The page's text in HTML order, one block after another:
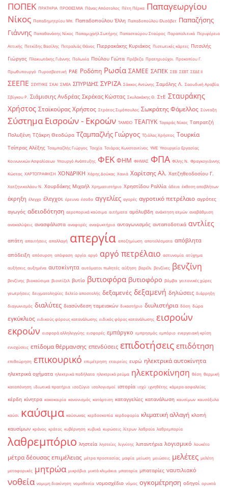
ΠΟΠΕΚ ΠΡΑΤΗΡΙΑ ΠΡΟΘΕΣΜΙΑ Πάνας Απόστολος Πέτη Πέρκα Παπαγεωργίου
Νίκος Παπαδημητρίου Μπ. Παπαδοπούλου Έλλη Παπαδοπούλου Ελισάβετ Παπαζήσης
Γιάννης Παπαθανάσης Νίκος Παπαμιχαήλ Σωτήρης Παπασταύρου Σταύρος Παραπολιτικά Περιφέρεια
Αττικής Πετκίδης Βασίλης Πετραλιάς Θάνος Πιερρακάκης Κυριάκος Πιστωτικές κάρτες Πιτσιλής
Γιώργος Πλακιωτάκης Γιάννης Πολωνία Πούλου Γιώτα Πρέβεζα Πρατηριούχοι Προκοπίου Γ.
Πρωθυπουργό Πυροσβεστική ΡΑΕ Ροδόπη Ρωσία ΣΑΜΕΕ ΣΑΠΕΚ ΣΕΒ ΣΕΒΤ ΣΕΔΕ ΙΙ
ΣΕΕΠΕ ΣΕΥΠΥΚΕ ΣΚΑΙ ΣΜΕΑ ΣΠΥΡΙΔΗΣ ΣΥΡΙΖΑ Σάκκος Αντώνης Σαμόλης Λ. Σαουδική Αραβία
Σβίγκου Ρ. Σιάμισιης Ανδρέας Σκρέκας Κώστας Σκυλακάκης Θ. ΣτΕ Σταυράκης
Χρήστος Σταϊκούρας Χρήστος Στράτος Σιμόπουλος Σωκράτης Φάμελλος Σύνταξη
Σύστημα Εισροών - Εκροών ΤΑΜΕΙΟ ΤΕΑΠΥΚ Ταγαράς Νίκος Ταπρατζή
Πολυξένη Τζάκρη Θεοδώρα Τζαμπαζλής Γιώργος Τζιόλας Χρήστος Τουρκία
Τσίπρας Αλέξης Τσαμπαζλής Γιώργος Τσεχία Τσιάρας Κωνσταντίνος ΥΜΕ Υπουργείο Εργασίας
Κοινωνικών Ασφαλίσεων Υπουργό Ανάπτυξης ΦΕΚ ΦΗΜ ΦΗΜΑΣ ΦΠΑ Φίλης Ν. Φραγκογιάννης
Κώστας ΧΑΡΤΟΓΡΑΦΗΣΗ ΧΟΝΔΡΙΚΗ Χάρης Δούκας Χανιά Χαρίτσης Αλ. Χατζηθεοδοσίου Γ.
Χατζηνικολάου Ν. Χουρδάκης Μιχαήλ Χρηματιστήριο Χρηστίδου Ραλλία άδεια έκθεση αποβλήτων
έκρηξη έλεγχο έλεγχοι έρευνα έσοδα αγγελίες αγορές αγροτικό πετρέλαιο αγρότες
αγωγός αδειοδότηση αεροπορικά καύσιμα αιτήματα αμόλυβδη ανάκτηση ατμών αναβάθμιση
ανακαλύψεις ανασφάλιστα αναφορές αναψυκτήρια ανταγωνισμός ανταποδοτικά αντλίες
απάτη απαιτήσεις απαλλαγή απεργία αποζημίωση αποτελέσματα απόβλητα
απόδειξη απόσυρση απόφαση αργία αργό αργό πετρέλαιο αστυνομία ατύχημα
αυξήσεις αυξημένα αυτοκίνητα αυτόματοι πωλητές αύξηση βαρέλι βενζίνες βενζίνη
βενζίνης βιοκαύσιμα βιοντίζελ βυτίο βυτιοφόρα βυτιοφόρο βόμβα γειτονικές χώρες
γεωτρήσεις δειγματοληψίες δελτίο αποστολής δεξαμενές δεξαμενή δηλώσεις διάρρηξη
διαγωνισμός διαλύτες διασύνδεση ταμειακών δικαστήριο διυλιστήρια δόση δώρα
εγκύκλιος ειδικούς φόρους κατανάλωσης ειδικός φόρος κατανάλωσης εισροών
εκροών εισφορά αλληλεγγύης εισφορές εμπάργκο εμπρησμός εμπόριο ενεργειακή κρίση
ενισχύσεις επίδομα θέρμανσης επενδύσεις επιδοτήσεις επιδότηση
επιθεώρηση επικουρικό επιμέτρηση εταιρείες ευρώ ηλεκτρικά αυτοκίνητα
ηλεκτρικά οχήματα ηλεκτρικά ποδήλατα ηλεκτρικό ρεύμα ηλεκτροκίνηση θέση θερμική
καταπόνηση ιδιωτικά πρατήρια ισοζύγιο ισολογισμοί ιστορία ισχύ ιχνηθέτης κάμερα ασφαλείας
κέρδη κίνητρα κακοκαιρία κανονισμός κατάρτιση καταγγελίες κατανάλωση καυσίμων καυσόξυλα
καύσι καύσιμα καύσωνας κερδοσκοπία κερδοφορία κλιματική αλλαγή κλοπή
καυσίμων κράνος κράτος κυβέρνηση κυβικά κυρώσεις λίτρων λαθραία λαθρεμπορία
λαθρεμπόριο ληστεία ληστείες λιγνίτης λιπαντήρια λογισμικό λουκέτο
μέτρα δέουσας επιμέλειας μέτρα προστασίας μαφία μείωση μειώσεις μελέτες μελέτη
μεταφορικές μητρώα μικρόβια μικτά κλιμάκια μπαταρία μπαταρίες ναυτιλιακό
νοθεία νομιμη διακίνηση νομοθεσία νομοσχέδιο νόμος ογκομέτρηση οδηγοί ορυκτά